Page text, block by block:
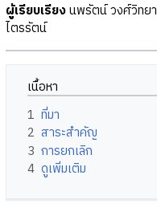
ผู้เรียบเรียงนพรัตน์ วงศ์วิทย
ไตรรัตน์
เนื้อหา
1 ที่มา
2 สาระสำคัญ
3 การยกเลิก
4 ดูเพิ่มเติม